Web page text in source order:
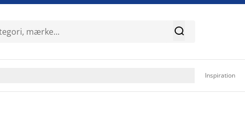

Inspiration